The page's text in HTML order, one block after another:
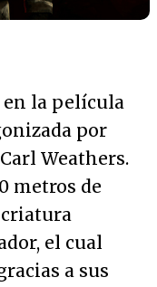
en la película
por
Weathers.
metros de
criatura
el cual
a sus